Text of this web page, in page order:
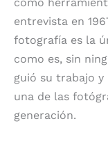
como
entrevista en
fotografía es la
como es, sin
guió su trabajo
una de las
generación.